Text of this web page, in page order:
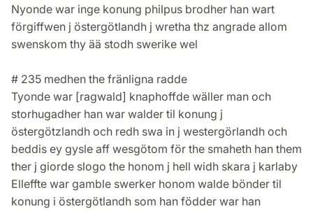
Nyonde war inge konung philpus brodher han wart
förgiffwen j östergötlandh j wretha thz angrade allom
swenskom thy ää stodh swerike wel
# 235 medhen the fränligna radde
Tyonde war [ragwald] knaphoffde wäller man och
storhugadher han war walder til konung j
östergötzlandh och redh swa in j westergörlandh och
beddis ey gysle aff wesgötom för the smaheth han them
ther j giorde slogo the honom j hell widh skara j karlaby
Elleffte war gamble swerker honom walde bönder til
konung i östergötlandh som han födder war han